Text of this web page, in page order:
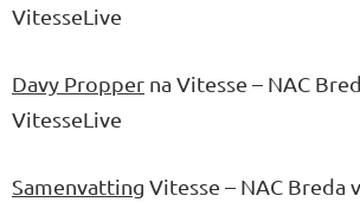
VitesseLive
Davy Propper na Vitesse – NAC
VitesseLive
Samenvatting Vitesse – NAC Breda